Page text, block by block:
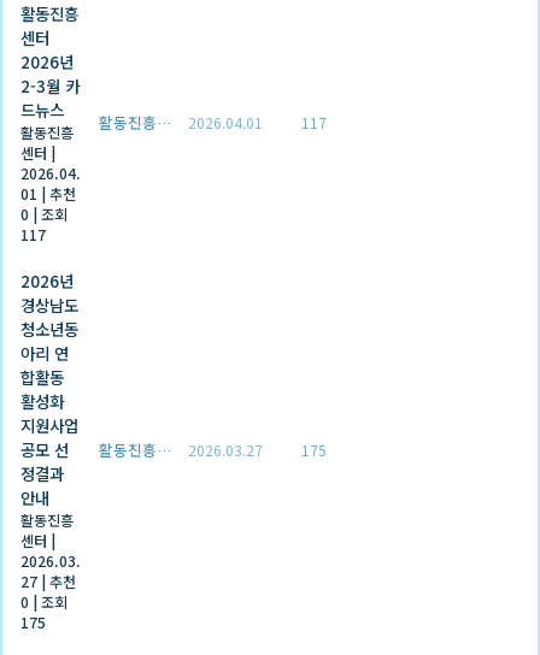
활동진흥
센터
2026년
2-3월 카
드뉴스
활동진흥
센터 |
2026.04.
01 |추천
0 |조회
117
활동진흥센터 2026.04.01 117
2026년
경상남도
청소년동
아리 연
합활동
활성화
지원사업
공모 선
정결과
안내
활동진흥
센터 |
2026.03.
27 |추천
0 |조회
175
활동진흥센터 2026.03.27 175